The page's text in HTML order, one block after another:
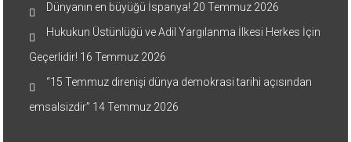
Dünyanın en büyüğü İspanya! 20 Temmuz 2026
Hukukun Üstünlüğü ve Adil Yargılanma İlkesi Herkes İçin
Geçerlidir! 16 Temmuz 2026
“15 Temmuz direnişi dünya demokrasi tarihi açısından
emsalsizdir” 14 Temmuz 2026